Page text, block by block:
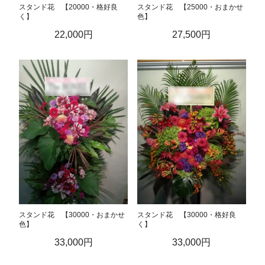
スタンド花 【20000・格好良
く】
22,000円
スタンド花 【25000・おまかせ
色】
27,500円
スタンド花 【30000・おまかせ
色】
33,000円
スタンド花 【30000・格好良
く】
33,000円